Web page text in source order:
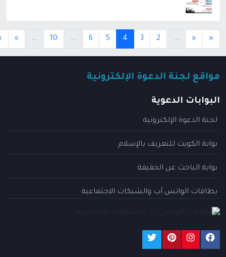
«
«
...
2
3
4
5
6
...
10
...
»
مواقع لجنة الدعوة الإلكترونية
البوابات الدعوية
لجنة الدعوة الإلكترونية
بوابة الكويت للتعريف بالإسلام
بوابة الباحث عن الحقيقة
بطاقات الواتس آب والشبكات الاجتماعية